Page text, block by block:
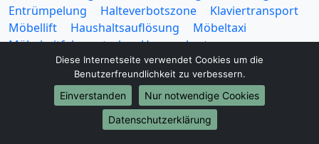
Entrümpelung
Halteverbotszone
Klaviertransport
Möbellift
Haushaltsauflösung
Möbeltaxi
Möbelmitfahrzentrale
Umzugskartons
Europa-Umzüge
Diese Internetseite verwendet Cookies um die
Benutzerfreundlichkeit zu verbessern.
Einverstanden
Nur notwendige Cookies
Datenschutzerklärung